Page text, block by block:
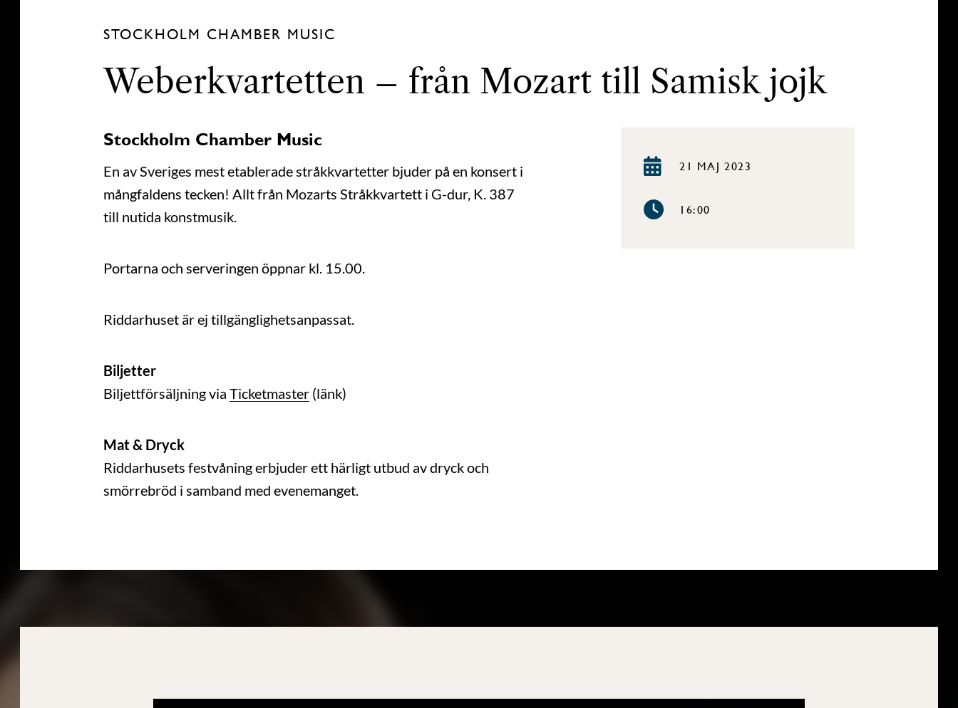
STOCKHOLM CHAMBER MUSIC
Weberkvartetten – från Mozart till Samisk jojk
21 MAJ 2023
16:00
Stockholm Chamber Music
En av Sveriges mest etablerade stråkkvartetter bjuder på en konsert i
mångfaldens tecken! Allt från Mozarts Stråkkvartett i G-dur, K. 387
till nutida konstmusik.
Portarna och serveringen öppnar kl. 15.00.
Riddarhuset är ej tillgänglighetsanpassat.
Biljetter
Biljettförsäljning via Ticketmaster (länk)
Mat & Dryck
Riddarhusets festvåning erbjuder ett härligt utbud av dryck och
smörrebröd i samband med evenemanget.